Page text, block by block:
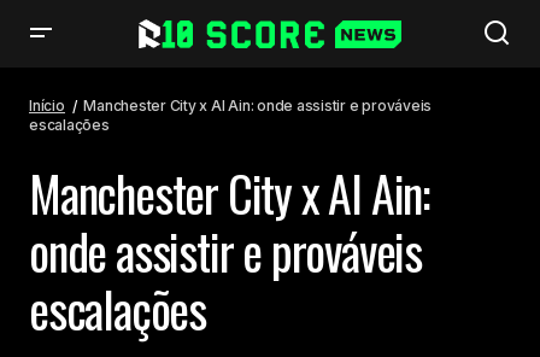
Início
Manchester City x Al Ain: onde assistir e prováveis
escalações
Manchester City x Al Ain:
onde assistir e prováveis
escalações